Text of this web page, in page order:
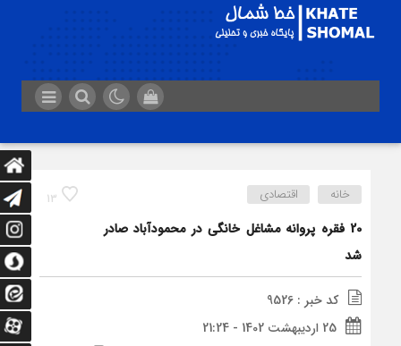
13 خانه اقتصادی
20 فقره پروانه مشاغل خانگی در محمودآباد صادر
شد
کد خبر : 9526
25 اردیبهشت 1402 - 21:24